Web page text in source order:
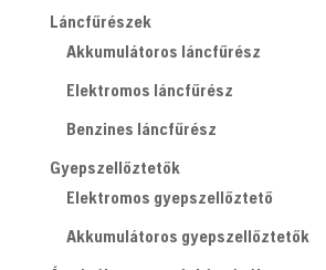
Láncfűrészek
Akkumulátoros láncfűrész
Elektromos láncfűrész
Benzines láncfűrész
Gyepszellőztetők
Elektromos gyepszellőztető
Akkumulátoros gyepszellőztetők